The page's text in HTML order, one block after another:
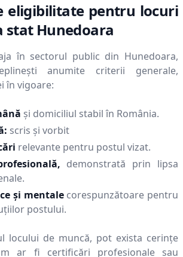
eligibilitate pentru locuri
stat Hunedoara
în sectorul public din Hunedoara,
anumite criterii generale,
în vigoare:
și domiciliul stabil în România.
scris și vorbit
relevante pentru postul vizat.
demonstrată prin lipsa
și mentale corespunzătoare pentru
postului.
locului de muncă, pot exista cerințe
ar fi certificări profesionale sau